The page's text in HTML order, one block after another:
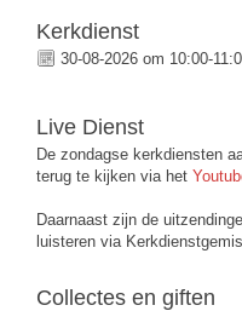
Kerkdienst
30-08-2026 om 10:00-
Live Dienst
De zondagse kerkdiensten
terug te kijken via het
Daarnaast zijn de
luisteren via
Collectes en giften